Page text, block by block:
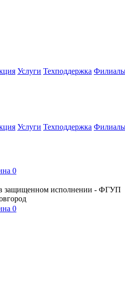
Услуги Техподдержка
Услуги Техподдержка
0
в защищенном исполнении - ФГУП
0